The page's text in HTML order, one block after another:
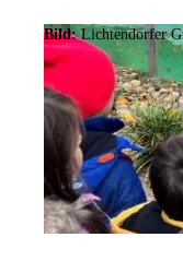
Bild: Lichtendorfer